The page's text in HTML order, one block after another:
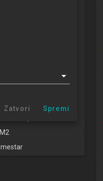
M2
Zatvori Spremi